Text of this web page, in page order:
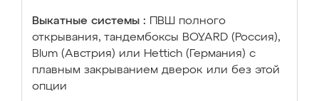
Выкатные системы :
ПВШ полного
открывания, тандембоксы BOYARD (Россия),
Blum (Австрия) или Hettich (Германия) с
плавным закрыванием дверок или без этой
опции